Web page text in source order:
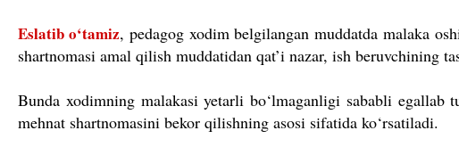
Eslatib o‘tamiz, pedagog xodim belgilangan muddatda malaka
shartnomasi amal qilish muddatidan qat’i nazar, ish beruvchining
Bunda xodimning malakasi yetarli bo‘lmaganligi sababli egallab
mehnat shartnomasini bekor qilishning asosi sifatida ko‘rsatiladi.